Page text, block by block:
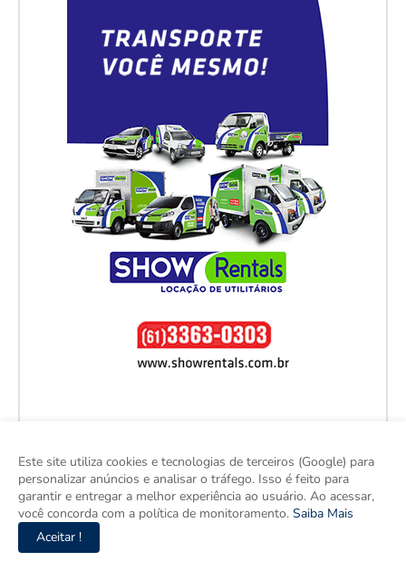
Este site utiliza cookies e tecnologias de terceiros (Google) para
personalizar anúncios e analisar o tráfego. Isso é feito para
garantir e entregar a melhor experiência ao usuário. Ao acessar,
você concorda com a política de monitoramento. Saiba Mais
Aceitar !